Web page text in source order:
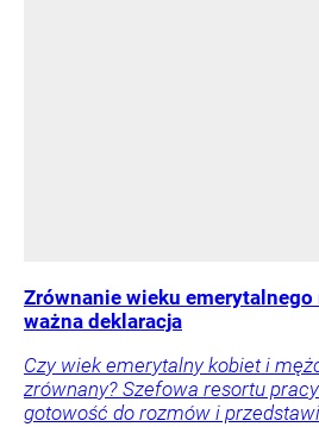
Zrównanie wieku emerytalnego
ważna deklaracja
Czy wiek emerytalny kobiet i
zrównany? Szefowa resortu
gotowość do rozmów i